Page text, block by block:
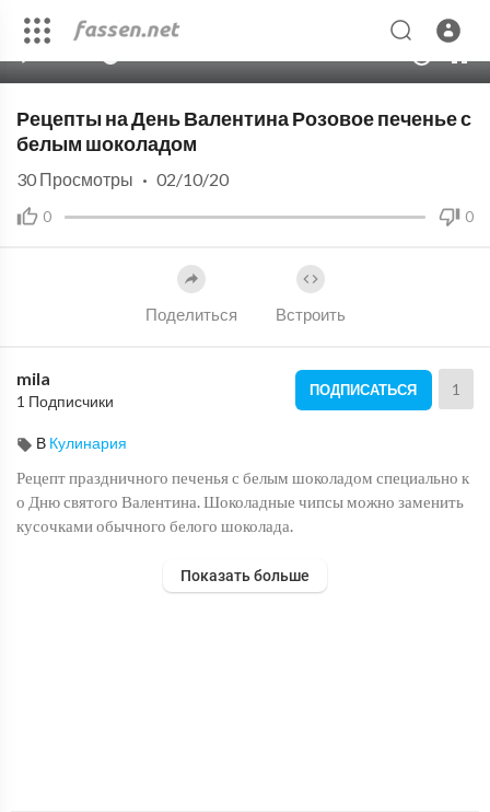
Рецепты на День Валентина Розовое печенье с
белым шоколадом
0 0
30 Просмотры · 02/10/20
Поделиться Встроить
mila
1 Подписчики
ПОДПИСАТЬСЯ 1
В Кулинария
Рецепт праздничного печенья с белым шоколадом специально к
о Дню святого Валентина. Шоколадные чипсы можно заменить
кусочками обычного белого шоколада.
Показать больше